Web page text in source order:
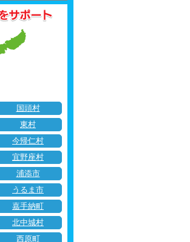
国頭村
東村
今帰仁村
宜野座村
浦添市
うるま市
嘉手納町
北中城村
西原町